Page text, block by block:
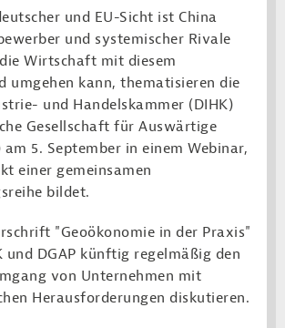
und EU-Sicht ist China
und systemischer Rivale
Wirtschaft mit diesem
umgehen kann, thematisieren die
und Handelskammer (DIHK)
Gesellschaft für Auswärtige
am 5. September in einem Webinar,
einer gemeinsamen
bildet.
"Geoökonomie in der Praxis"
und DGAP künftig regelmäßig den
von Unternehmen mit
Herausforderungen diskutieren.